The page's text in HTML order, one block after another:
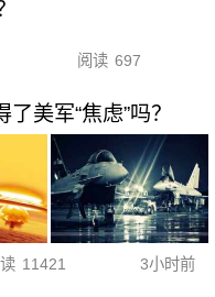
阅读 697
美军“焦虑”吗？
11421 3小时前